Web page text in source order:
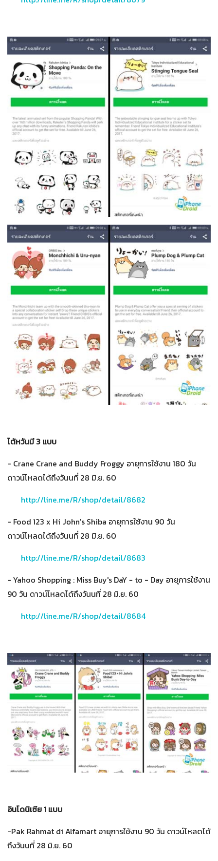
ไต้หวันมี 3 แบบ
- Crane Crane and Buddy Froggy อายุการใช้งาน 180 วัน
ดาวน์โหลดได้ถึงวันนที่ 28 มิ.ย. 60
http://line.me/R/shop/detail/8682
- Food 123 x Hi John's Shiba อายุการใช้งาน 90 วัน
ดาวน์โหลดได้ถึงวันนที่ 28 มิ.ย. 60
http://line.me/R/shop/detail/8683
- Yahoo Shopping : Miss Buy's DaY - to - Day อายุการใช้งาน
90 วัน ดาวน์โหลดได้ถึงวันนที่ 28 มิ.ย. 60
http://line.me/R/shop/detail/8684
อินโดนิเซีย 1 แบบ
-Pak Rahmat di Alfamart อายุการใช้งาน 90 วัน ดาวน์โหลดได้
ถึงวันนที่ 28 มิ.ย. 60